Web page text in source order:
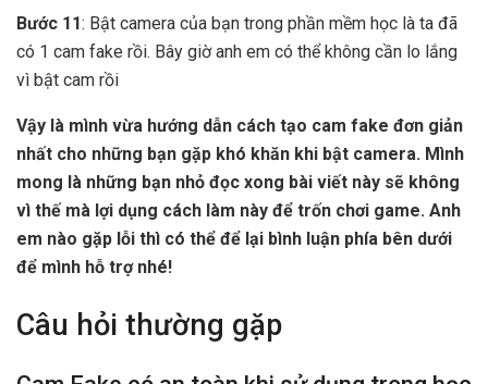
Bước 11: Bật camera của bạn trong phần mềm học là ta đã
có 1 cam fake rồi. Bây giờ anh em có thể không cần lo lắng
vì bật cam rồi
Vậy là mình vừa hướng dẫn cách tạo cam fake đơn giản
nhất cho những bạn gặp khó khăn khi bật camera. Mình
mong là những bạn nhỏ đọc xong bài viết này sẽ không
vì thế mà lợi dụng cách làm này để trốn chơi game. Anh
em nào gặp lỗi thì có thể để lại bình luận phía bên dưới
để mình hỗ trợ nhé!
Câu hỏi thường gặp